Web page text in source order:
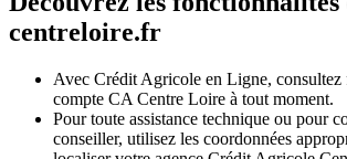
centreloire.fr
Avec Crédit Agricole en Ligne, consultez
compte CA Centre Loire à tout moment.
Pour toute assistance technique ou pour
conseiller, utilisez les coordonnées